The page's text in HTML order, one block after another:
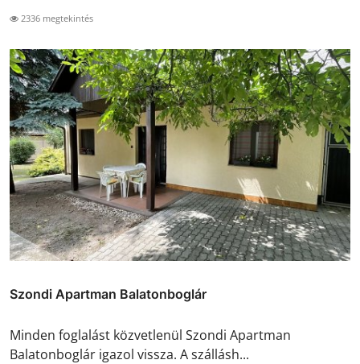
2336 megtekintés
Szondi Apartman Balatonboglár
Minden foglalást közvetlenül Szondi Apartman
Balatonboglár igazol vissza. A szállásh...